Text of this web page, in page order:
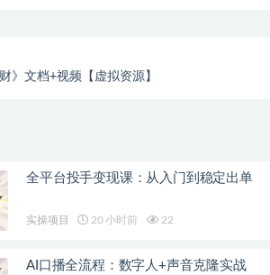
》文档+视频【虚拟资源】
全平台投手变现课：从入门到稳定出单
实操项目 20 小时前 22
AI口播全流程：数字人+声音克隆实战